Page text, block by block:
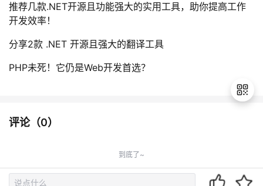
推荐几款.NET开源且功能强大的实用工具，助你提高工作
开发效率！
分享2款 .NET 开源且强大的翻译工具
PHP未死！它仍是Web开发首选？
评论（0）
到底了~